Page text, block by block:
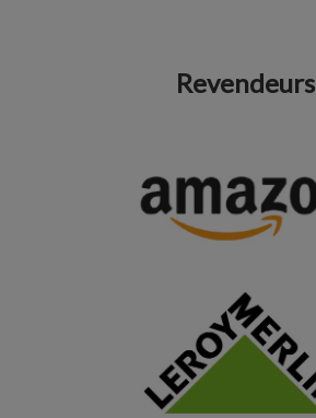
Revendeurs